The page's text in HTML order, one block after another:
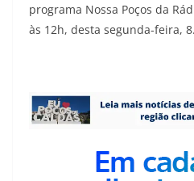
programa Nossa Poços da
às 12h, desta segunda-feira, 8.